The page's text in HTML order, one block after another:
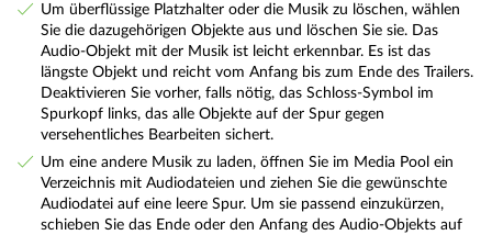
Um überflüssige Platzhalter oder die Musik zu löschen, wählen
Sie die dazugehörigen Objekte aus und löschen Sie sie. Das
Audio-Objekt mit der Musik ist leicht erkennbar. Es ist das
längste Objekt und reicht vom Anfang bis zum Ende des Trailers.
Deaktivieren Sie vorher, falls nötig, das Schloss-Symbol im
Spurkopf links, das alle Objekte auf der Spur gegen
versehentliches Bearbeiten sichert.
Um eine andere Musik zu laden, öffnen Sie im Media Pool ein
Verzeichnis mit Audiodateien und ziehen Sie die gewünschte
Audiodatei auf eine leere Spur. Um sie passend einzukürzen,
schieben Sie das Ende oder den Anfang des Audio-Objekts auf